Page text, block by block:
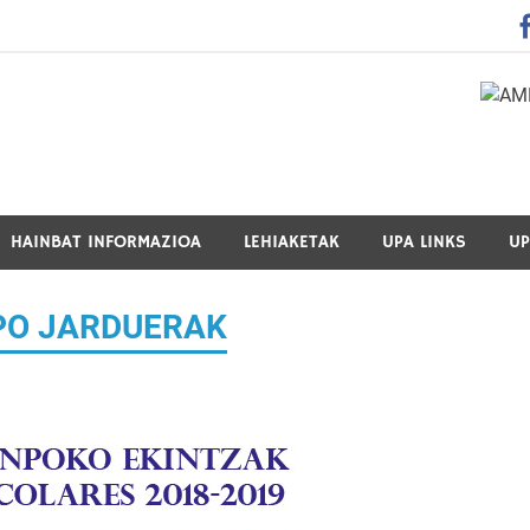
HAINBAT INFORMAZIOA LEHIAKETAK UPA LINKS
JARDUERAK